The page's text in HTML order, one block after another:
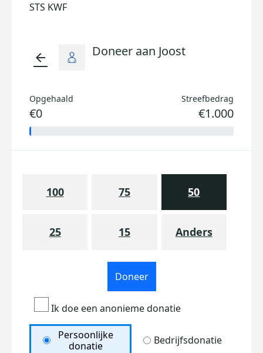
STS KWF
arrow_back Doneer aan Joost
Opgehaald
€0
Streefbedrag
€1.000
100 75 50
25 15 Anders
Doneer
Ik doe een anonieme donatie
Persoonlijke
donatie
Bedrijfsdonatie